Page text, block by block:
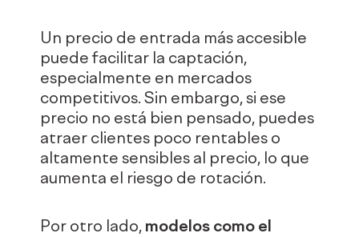
Un precio de entrada más accesible
puede facilitar la captación,
especialmente en mercados
competitivos. Sin embargo, si ese
precio no está bien pensado, puedes
atraer clientes poco rentables o
altamente sensibles al precio, lo que
aumenta el riesgo de rotación.
Por otro lado, modelos como el